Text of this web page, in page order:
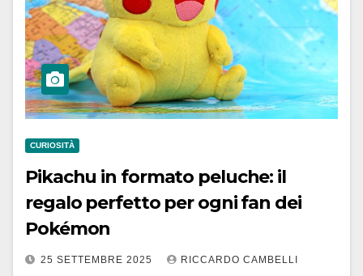
CURIOSITÀ
Pikachu in formato peluche: il
regalo perfetto per ogni fan dei
Pokémon
25 SETTEMBRE 2025 RICCARDO CAMBELLI